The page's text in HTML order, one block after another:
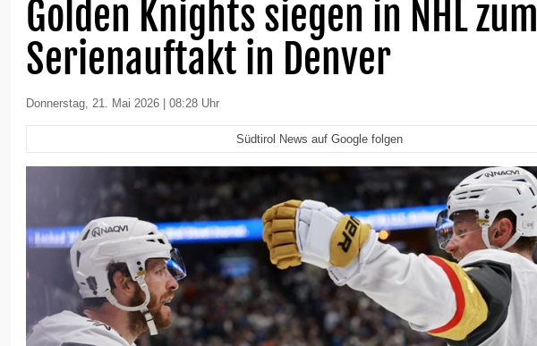
Golden Knights siegen in NHL zum
Serienauftakt in Denver
Donnerstag, 21. Mai 2026 | 08:28 Uhr
Südtirol News auf Google folgen